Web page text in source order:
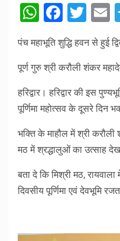
पंच महाभूति शुद्धि हवन से हुई
पूर्ण गुरु श्री करौली शंकर
हरिद्वार। हरिद्वार की इस
पूर्णिमा महोत्सव के दूसरे दिन
भक्ति के माहौल में श्री
मठ में श्रद्धालुओं का उत्साह
बता दे कि मिश्री मठ,
दिवसीय पूर्णिमा एवं देवभूमि